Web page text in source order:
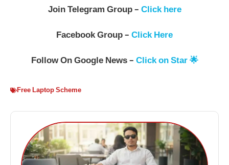
Join Telegram Group – Click here
Facebook Group – Click Here
Follow On Google News – Click on Star 🌟
Free Laptop Scheme